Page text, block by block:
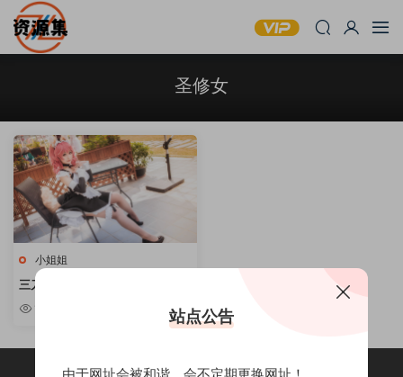
圣修女
小姐姐
三刀刀miido – 微肉感妹子写真合
集 [持续更新]
站点公告